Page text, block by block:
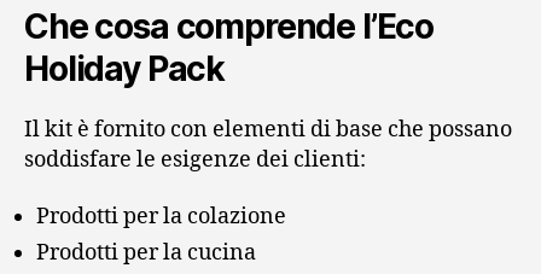
Che cosa comprende l’Eco
Holiday Pack
Il kit è fornito con elementi di base che possano
soddisfare le esigenze dei clienti:
Prodotti per la colazione
Prodotti per la cucina